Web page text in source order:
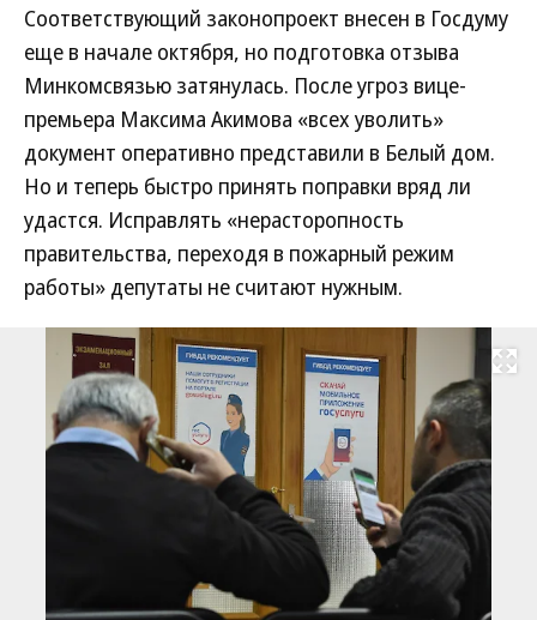
Соответствующий законопроект внесен в Госдуму
еще в начале октября, но подготовка отзыва
Минкомсвязью затянулась. После угроз вице-
премьера Максима Акимова «всех уволить»
документ оперативно представили в Белый дом.
Но и теперь быстро принять поправки вряд ли
удастся. Исправлять «нерасторопность
правительства, переходя в пожарный режим
работы» депутаты не считают нужным.
Развернуть